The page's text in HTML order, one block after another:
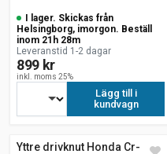
I lager. Skickas från
Helsingborg, imorgon. Beställ
inom 21h 28m
Leveranstid 1-2 dagar
899 kr
inkl. moms 25%
Lägg till i
kundvagn
Yttre drivknut Honda Cr-v II